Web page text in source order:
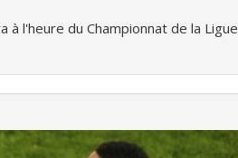
à l'heure du Championnat de la Ligue